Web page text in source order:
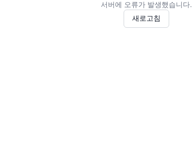
서버에 오류가 발생했습니다.
새로고침